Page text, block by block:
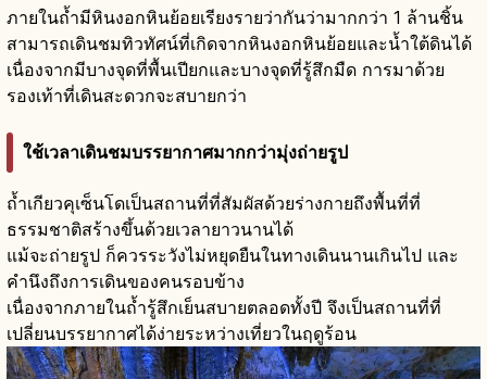
ภายในถ้ำมีหินงอกหินย้อยเรียงรายว่ากันว่ามากกว่า 1 ล้านชิ้น
สามารถเดินชมทิวทัศน์ที่เกิดจากหินงอกหินย้อยและน้ำใต้ดินได้
เนื่องจากมีบางจุดที่พื้นเปียกและบางจุดที่รู้สึกมืด การมาด้วย
รองเท้าที่เดินสะดวกจะสบายกว่า
ใช้เวลาเดินชมบรรยากาศมากกว่ามุ่งถ่ายรูป
ถ้ำเกียวคุเซ็นโดเป็นสถานที่ที่สัมผัสด้วยร่างกายถึงพื้นที่ที่
ธรรมชาติสร้างขึ้นด้วยเวลายาวนานได้
แม้จะถ่ายรูป ก็ควรระวังไม่หยุดยืนในทางเดินนานเกินไป และ
คำนึงถึงการเดินของคนรอบข้าง
เนื่องจากภายในถ้ำรู้สึกเย็นสบายตลอดทั้งปี จึงเป็นสถานที่ที่
เปลี่ยนบรรยากาศได้ง่ายระหว่างเที่ยวในฤดูร้อน